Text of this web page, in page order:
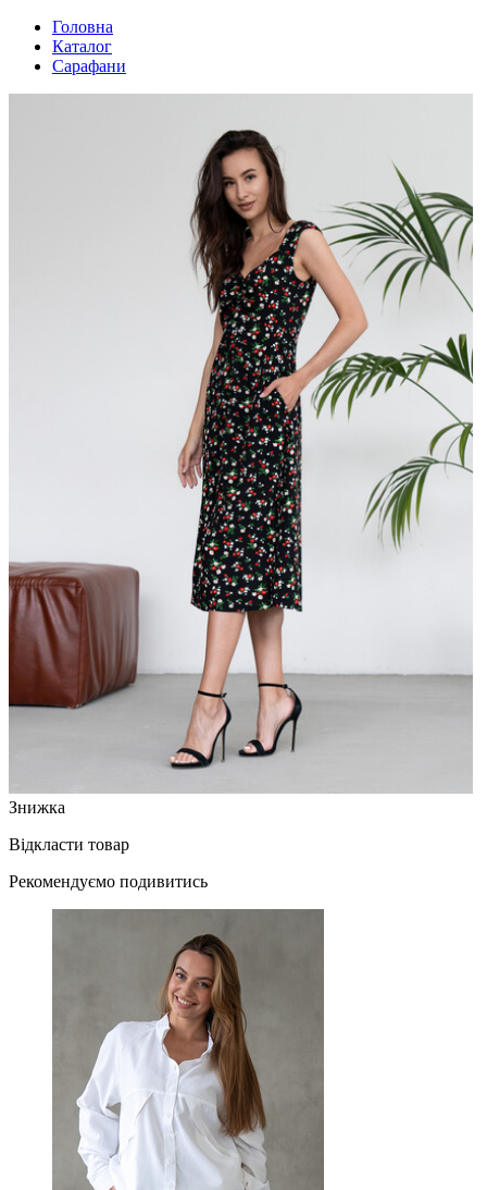
Головна
Каталог
Сарафани
Знижка
Відкласти товар
Рекомендуємо подивитись